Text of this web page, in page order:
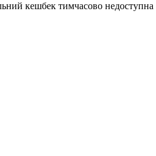
кешбек тимчасово недоступна